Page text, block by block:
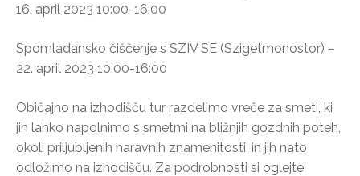
16. april 2023 10:00-16:00
Spomladansko čiščenje s SZIV SE (Szigetmonostor) –
22. april 2023 10:00-16:00
Običajno na izhodišču tur razdelimo vreče za smeti, ki
jih lahko napolnimo s smetmi na bližnjih gozdnih poteh,
okoli priljubljenih naravnih znamenitosti, in jih nato
odložimo na izhodišču. Za podrobnosti si oglejte